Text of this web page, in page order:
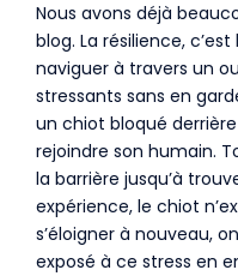
Nous avons déjà
blog. La résilience,
naviguer à travers un
stressants sans en
un chiot bloqué
rejoindre son humain.
la barrière jusqu’à
expérience, le chiot
s’éloigner à nouveau,
exposé à ce stress en